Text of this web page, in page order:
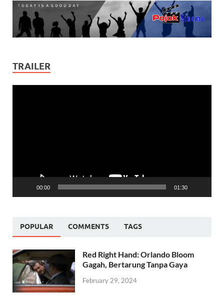
TRAILER
00:00 01:30
POPULAR COMMENTS TAGS
Red Right Hand: Orlando Bloom
Gagah, Bertarung Tanpa Gaya
February 29, 2024